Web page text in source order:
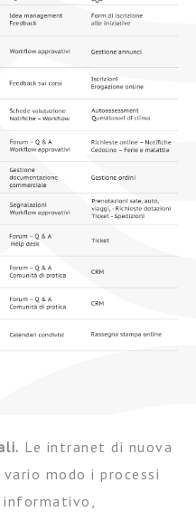
Le intranet di nuova
modo i processi
informativo,